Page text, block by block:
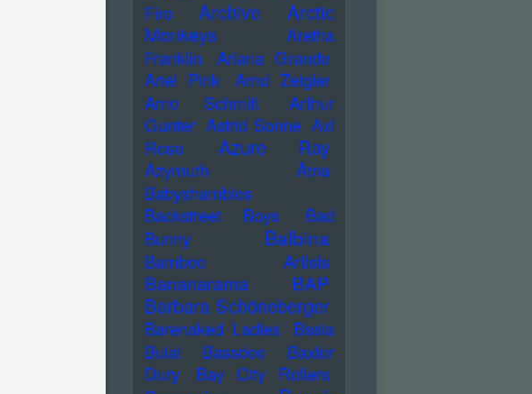
Fire
Archive
Arctic
Monkeys
Aretha
Franklin
Ariana Grande
Ariel Pink
Arnd Zeigler
Arno Schmitt
Arthur
Gunter Astrid Sonne Axl
Rose
Azure Ray
Azymuth
Ätna
Babyshambles
Backstreet Boys
Bad
Bunny
Balbina
Bamboo Artists
Bananarama
BAP
Barbara Schöneberger
Barenaked Ladies
Basia
Bulat
Bassdee
Baxter
Dury
Bay City Rollers